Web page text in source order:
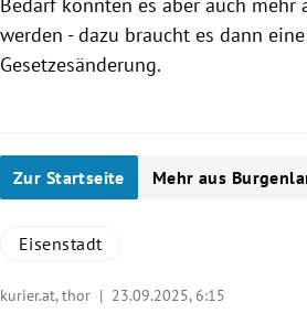
werden - dazu braucht es dann
Gesetzesänderung.
Zur Startseite Mehr aus
Eisenstadt
kurier.at, thor | 23.09.2025, 6:15